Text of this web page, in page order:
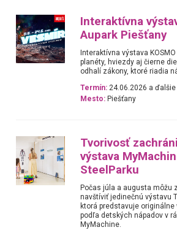
Interaktívna
Aupark Piešťany
Interaktívna výstava
planéty, hviezdy aj čierne
odhalí zákony, ktoré riadia
Termín: 24.06.2026 a ďalšie
Mesto: Piešťany
Tvorivosť
výstava
SteelParku
Počas júla a augusta môžu
navštíviť jedinečnú výstavu
ktorá predstavuje
podľa detských nápadov v
MyMachine.